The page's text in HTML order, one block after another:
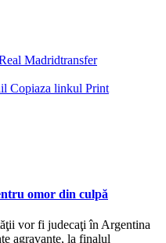
Madridtransfer
Copiaza linkul Print
omor din culpă
vor fi judecaţi în Argentina
agravante, la finalul